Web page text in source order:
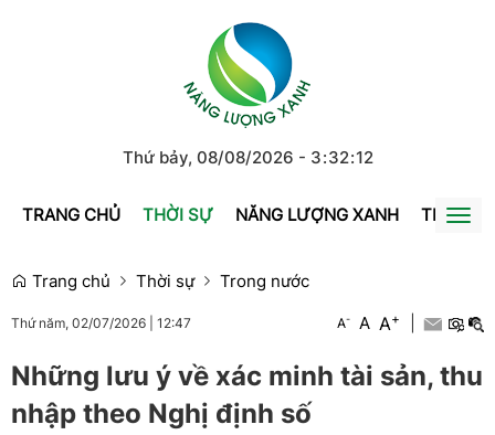
Thứ bảy, 08/08/2026 - 3:32:13
TRANG CHỦ THỜI SỰ NĂNG LƯỢNG XANH TRÁI
Trang chủ
Thời sự Trong nước
Thứ năm, 02/07/2026 12:47 A- A A+
Những lưu ý về xác minh tài sản, thu
nhập theo Nghị định số